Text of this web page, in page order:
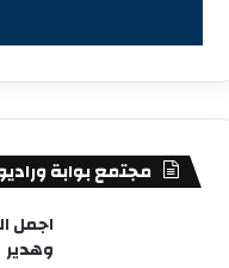
مجتمع بوابة
اجمل
وهدير